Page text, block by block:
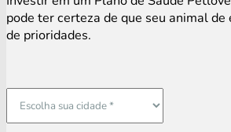
pode ter certeza de que seu animal
de prioridades.